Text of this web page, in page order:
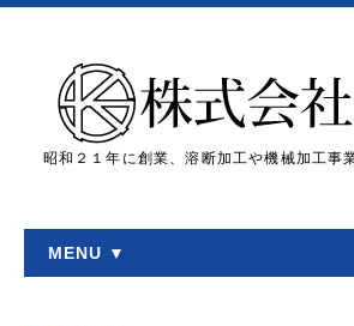
昭和２１年に創業、溶断加工や機械加工事
MENU ▼